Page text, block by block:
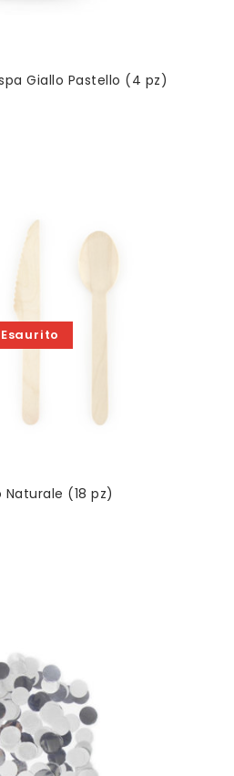
Giallo Pastello (4 pz)
Esaurito
Naturale (18 pz)